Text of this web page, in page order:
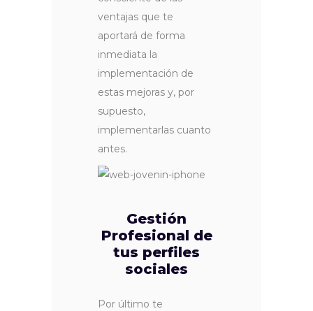
ventajas que te
aportará de forma
inmediata la
implementación de
estas mejoras y, por
supuesto,
implementarlas cuanto
antes.
Gestión
Profesional de
tus perfiles
sociales
Por último te